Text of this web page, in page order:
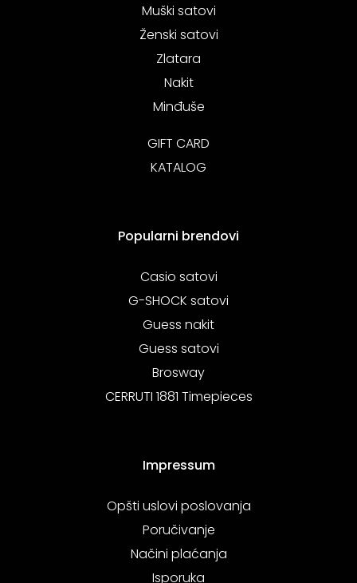
Muški satovi
Ženski satovi
Zlatara
Nakit
Minđuše
GIFT CARD
KATALOG
Popularni brendovi
Casio satovi
G-SHOCK satovi
Guess nakit
Guess satovi
Brosway
CERRUTI 1881 Timepieces
Impressum
Opšti uslovi poslovanja
Poručivanje
Načini plaćanja
Isporuka